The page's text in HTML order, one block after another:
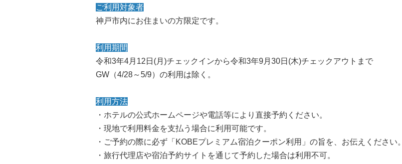
ご利用対象者
神戸市内にお住まいの方限定です。
利用期間
令和3年4月12日(月)チェックインから令和3年9月30日(木)チェックアウトまで
GW（4/28～5/9）の利用は除く。
利用方法
・ホテルの公式ホームページや電話等により直接予約ください。
・現地で利用料金を支払う場合に利用可能です。
・ご予約の際に必ず「KOBEプレミアム宿泊クーポン利用」の旨を、お伝えください。
・旅行代理店や宿泊予約サイトを通じて予約した場合は利用不可。